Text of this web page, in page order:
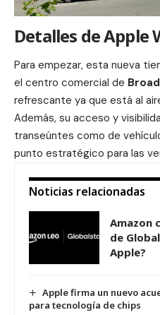
Detalles de Apple
Para empezar, esta nueva
el centro comercial de
refrescante ya que está al
Además, su acceso y
transeúntes como de
punto estratégico para las
Noticias relacionadas
Amazon
de
Apple?
Apple firma un nuevo
para tecnología de chips